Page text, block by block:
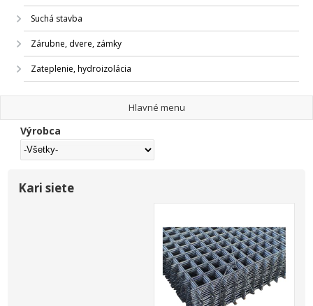
Suchá stavba
Zárubne, dvere, zámky
Zateplenie, hydroizolácia
Hlavné menu
Výrobca
Kari siete